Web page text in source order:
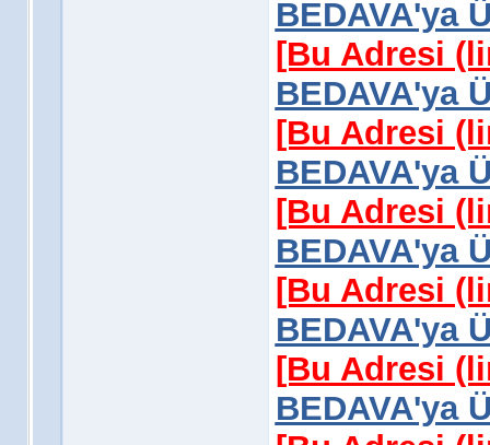
BEDAVA'ya
[Bu Adresi
BEDAVA'ya
[Bu Adresi
BEDAVA'ya
[Bu Adresi
BEDAVA'ya
[Bu Adresi
BEDAVA'ya
[Bu Adresi
BEDAVA'ya